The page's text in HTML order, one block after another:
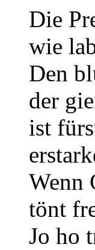
Die
wie
Den
der
ist
Wenn
tönt
Jo ho